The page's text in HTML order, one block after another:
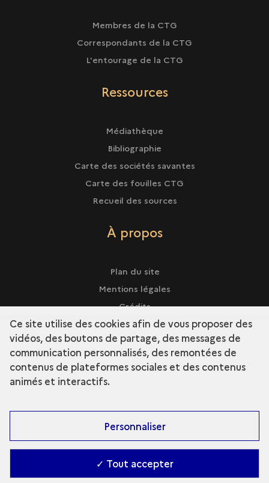
Membres de la CTG
Correspondants de la CTG
L'entourage de la CTG
Ressources
Médiathèque
Bibliographie
Carte des sociétés savantes
Carte des fouilles CTG
Recueil des sources
À propos
Plan du site
Mentions légales
Crédits
Découvrir la collection
Ce site utilise des cookies afin de vous proposer des
vidéos, des boutons de partage, des messages de
communication personnalisés, des remontées de
contenus de plateformes sociales et des contenus
animés et interactifs.
Personnaliser
✓ Tout accepter